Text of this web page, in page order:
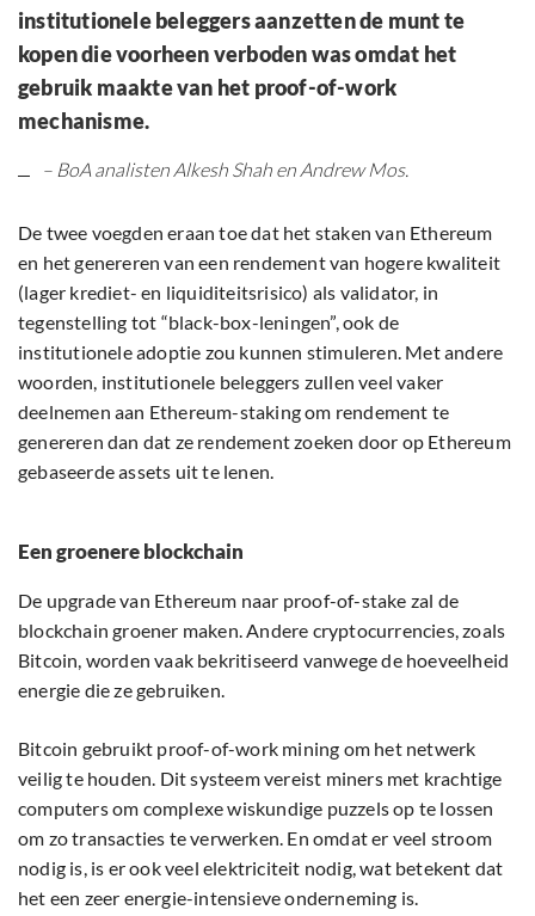
institutionele beleggers aanzetten de munt te
kopen die voorheen verboden was omdat het
gebruik maakte van het proof-of-work
mechanisme.
– BoA analisten Alkesh Shah en Andrew Mos.
De twee voegden eraan toe dat het staken van Ethereum
en het genereren van een rendement van hogere kwaliteit
(lager krediet- en liquiditeitsrisico) als validator, in
tegenstelling tot “black-box-leningen”, ook de
institutionele adoptie zou kunnen stimuleren. Met andere
woorden, institutionele beleggers zullen veel vaker
deelnemen aan Ethereum-staking om rendement te
genereren dan dat ze rendement zoeken door op Ethereum
gebaseerde assets uit te lenen.
Een groenere blockchain
De upgrade van Ethereum naar proof-of-stake zal de
blockchain groener maken. Andere cryptocurrencies, zoals
Bitcoin, worden vaak bekritiseerd vanwege de hoeveelheid
energie die ze gebruiken.
Bitcoin gebruikt proof-of-work mining om het netwerk
veilig te houden. Dit systeem vereist miners met krachtige
computers om complexe wiskundige puzzels op te lossen
om zo transacties te verwerken. En omdat er veel stroom
nodig is, is er ook veel elektriciteit nodig, wat betekent dat
het een zeer energie-intensieve onderneming is.